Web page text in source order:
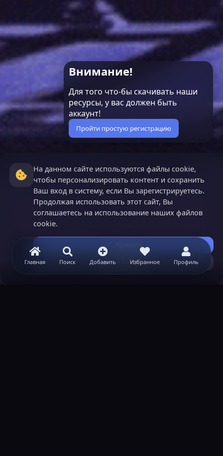
Главная Поиск Добавить Избранное Профиль
Внимание!
Для того что-бы скачивать наши
ресурсы, у вас должен быть
аккаунт!
Пройти простую регистрацию
На данном сайте используются файлы cookie,
чтобы персонализировать контент и сохранить
Ваш вход в систему, если Вы зарегистрируетесь.
Продолжая использовать этот сайт, Вы
соглашаетесь на использование наших файлов
cookie.
Принять
Узнать больше...